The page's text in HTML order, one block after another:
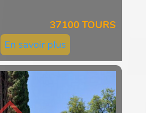
37100 TOURS
En savoir plus